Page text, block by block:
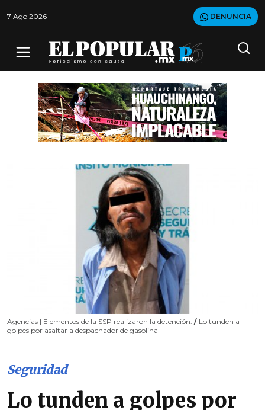
7 Ago 2026 DENUNCIA
Agencias | Elementos de la SSP realizaron la detención. / Lo tunden a
golpes por asaltar a despachador de gasolina
Seguridad
Lo tunden a golpes por